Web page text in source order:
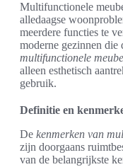
Multifunctionele
alledaagse
meerdere functies te
moderne gezinnen
multifunctionele
alleen esthetisch
gebruik.
Definitie en
De kenmerken van
zijn doorgaans
van de belangrijkste